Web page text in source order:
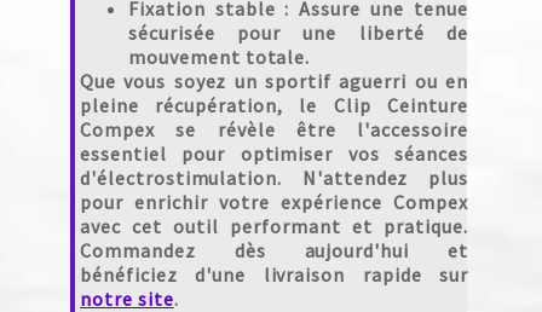
Fixation stable : Assure une tenue
sécurisée pour une liberté de
mouvement totale.
Que vous soyez un sportif aguerri ou en
pleine récupération, le Clip Ceinture
Compex se révèle être l'accessoire
essentiel pour optimiser vos séances
d'électrostimulation. N'attendez plus
pour enrichir votre expérience Compex
avec cet outil performant et pratique.
Commandez dès aujourd'hui et
bénéficiez d'une livraison rapide sur
notre site.